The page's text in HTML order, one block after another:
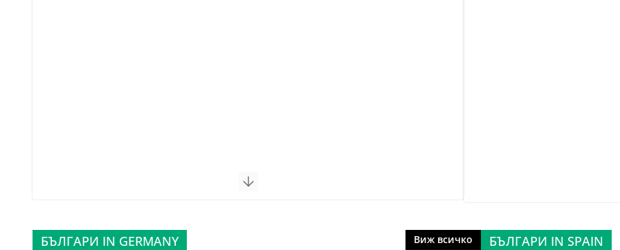
БЪЛГАРИ IN GERMANY Виж всичко БЪЛГАРИ IN SPAIN